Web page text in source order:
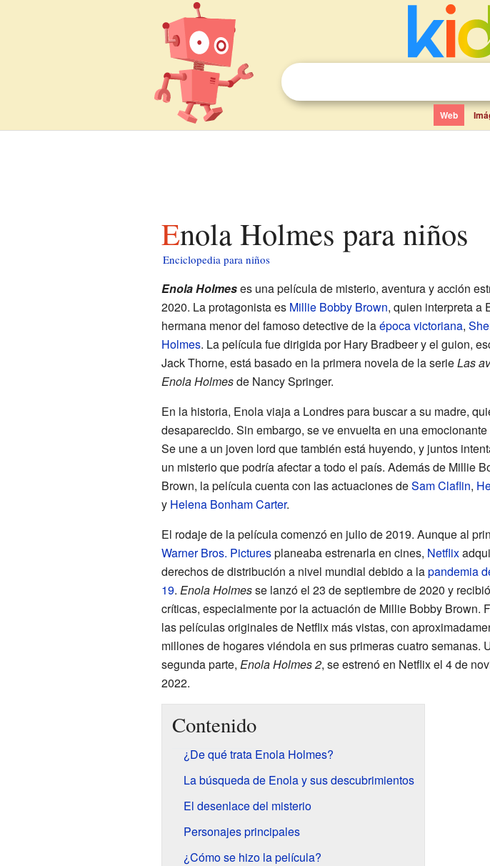
Web
Enola Holmes para niños
Enciclopedia para niños
Enola Holmeses una película de misterio, aventura y acción
2020. La protagonista es Millie Bobby Brown, quien interpreta a
hermana menor del famoso detective de laépoca victoriana,
Holmes. La película fue dirigida por Hary Bradbeer y el guion,
Jack Thorne, está basado en la primera novela de la serieLas
Enola Holmesde Nancy Springer.
En la historia, Enola viaja a Londres para buscar a su madre,
desaparecido. Sin embargo, se ve envuelta en una emocionante
Se une a un joven lord que también está huyendo, y juntos
un misterio que podría afectar a todo el país. Además de Millie
Brown, la película cuenta con las actuaciones deSam Claflin,
y Helena Bonham Carter.
El rodaje de la película comenzó en julio de 2019. Aunque al
Warner Bros. Picturesplaneaba estrenarla en cines, Netflix
derechos de distribución a nivel mundial debido a lapandemia
19. Enola Holmesse lanzó el 23 de septiembre de 2020 y
críticas, especialmente por la actuación de Millie Bobby Brown.
las películas originales de Netflix más vistas, con
millones de hogares viéndola en sus primeras cuatro semanas.
segunda parte, Enola Holmes 2, se estrenó en Netflix el 4 de
2022.
Contenido
¿De qué trata Enola Holmes?
La búsqueda de Enola y sus descubrimientos
El desenlace del misterio
Personajes principales
¿Cómo se hizo la película?